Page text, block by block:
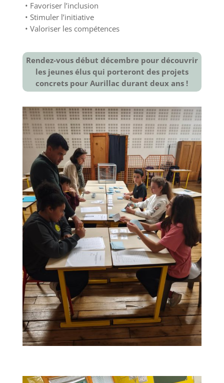
• Favoriser l’inclusion
• Stimuler l’initiative
• Valoriser les compétences
Rendez-vous début décembre pour découvrir
les jeunes élus qui porteront des projets
concrets pour Aurillac durant deux ans !